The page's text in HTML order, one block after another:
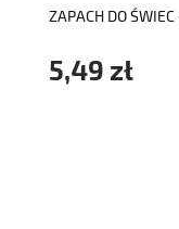
ZAPACH DO
5,49 zł